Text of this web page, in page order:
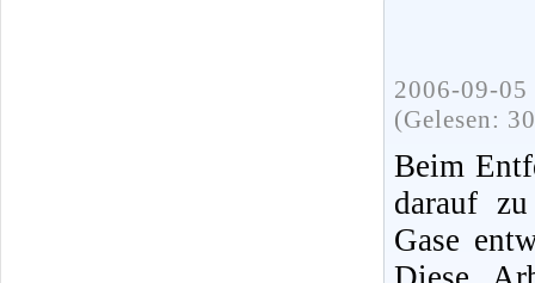
2006-09-
(Gelesen:
Beim
darauf zu
Gase